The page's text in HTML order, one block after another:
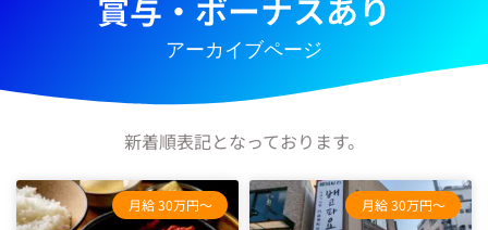
アーカイブページ
新着順表記となっております。
月給 30万円～ 月給 30万円～